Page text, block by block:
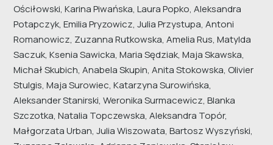
Ościłowski, Karina Piwańska, Laura Popko, Aleksandra
Potapczyk, Emilia Pryzowicz, Julia Przystupa, Antoni
Romanowicz, Zuzanna Rutkowska, Amelia Rus, Matylda
Saczuk, Ksenia Sawicka, Maria Sędziak, Maja Skawska,
Michał Skubich, Anabela Skupin, Anita Stokowska, Olivier
Stulgis, Maja Surowiec, Katarzyna Surowińska,
Aleksander Stanirski, Weronika Surmacewicz, Blanka
Szczotka, Natalia Topczewska, Aleksandra Topór,
Małgorzata Urban, Julia Wiszowata, Bartosz Wyszyński,